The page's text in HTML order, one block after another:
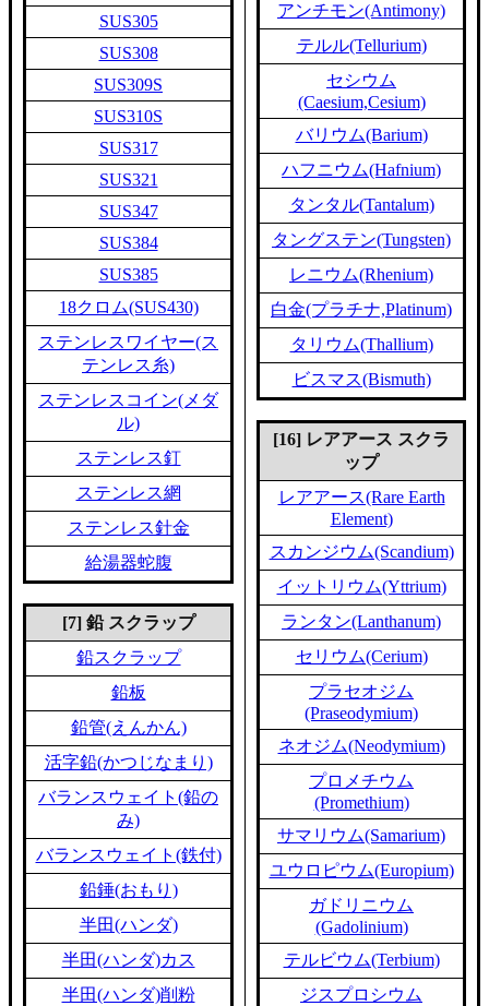
SUS305
SUS308
SUS309S
SUS310S
SUS317
SUS321
SUS347
SUS384
SUS385
18クロム(SUS430)
ステンレスワイヤー(ス
テンレス糸)
ステンレスコイン(メダ
ル)
ステンレス釘
ステンレス網
ステンレス針金
給湯器蛇腹
[7] 鉛 スクラップ
鉛スクラップ
鉛板
鉛管(えんかん)
活字鉛(かつじなまり)
バランスウェイト(鉛の
み)
バランスウェイト(鉄付)
鉛錘(おもり)
半田(ハンダ)
半田(ハンダ)カス
半田(ハンダ)削粉
アンチモン(Antimony)
テルル(Tellurium)
セシウム
(Caesium,Cesium)
バリウム(Barium)
ハフニウム(Hafnium)
タンタル(Tantalum)
タングステン(Tungsten)
レニウム(Rhenium)
白金(プラチナ,Platinum)
タリウム(Thallium)
ビスマス(Bismuth)
[16] レアアース スクラ
ップ
レアアース(Rare Earth
Element)
スカンジウム(Scandium)
イットリウム(Yttrium)
ランタン(Lanthanum)
セリウム(Cerium)
プラセオジム
(Praseodymium)
ネオジム(Neodymium)
プロメチウム
(Promethium)
サマリウム(Samarium)
ユウロピウム(Europium)
ガドリニウム
(Gadolinium)
テルビウム(Terbium)
ジスプロシウム